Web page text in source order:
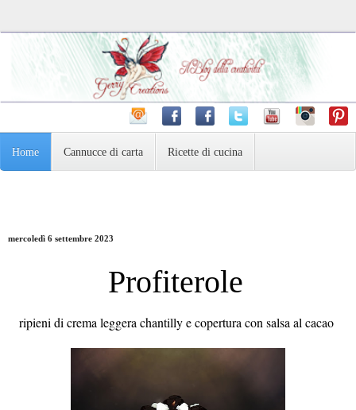
Home Cannucce di carta Ricette di cucina
mercoledì 6 settembre 2023
Profiterole
ripieni di crema leggera chantilly e copertura con salsa al cacao